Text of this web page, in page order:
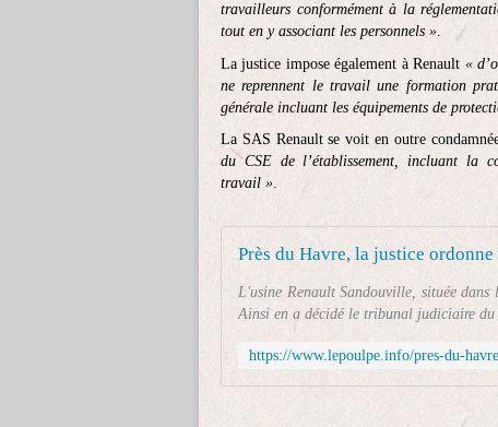
travailleurs conformément à la
tout en y associant les personnels ».
La justice impose également à Renault «
ne reprennent le travail une formation
générale incluant les équipements de
La SAS Renault se voit en outre
du CSE de l’établissement, incluant la
travail »
Près du Havre, la justice
L'usine Renault Sandouville, située dans
Ainsi en a décidé le tribunal judiciaire du